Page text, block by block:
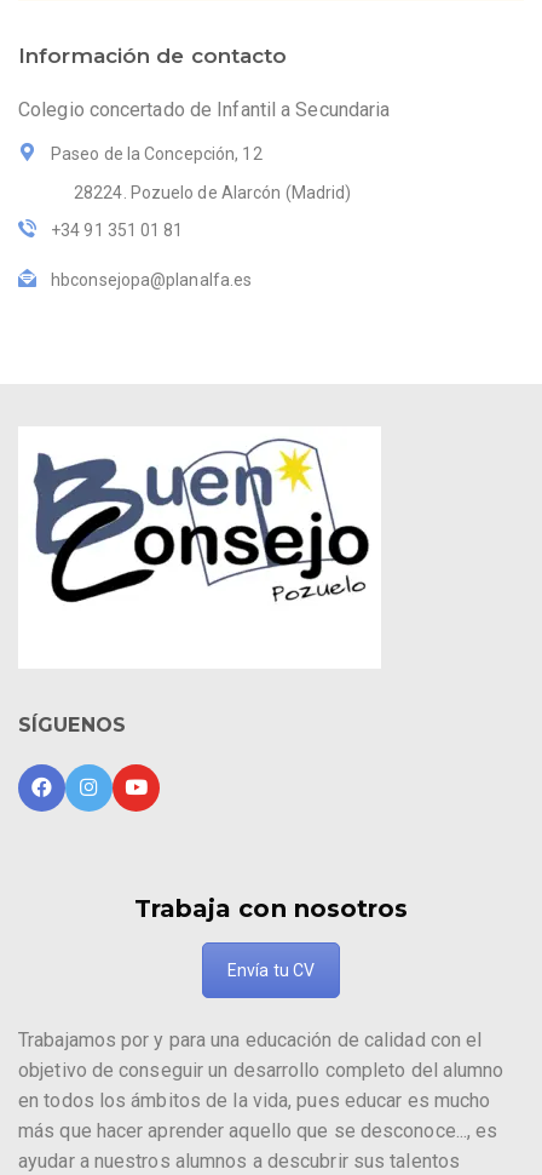
Información de contacto
Colegio concertado de Infantil a Secundaria
Paseo de la Concepción, 12
28224. Pozuelo de Alarcón (Madrid)
+34 91 351 01 81
hbconsejopa@planalfa.es
SÍGUENOS
Trabaja con nosotros
Envía tu CV
Trabajamos por y para una educación de calidad con el
objetivo de conseguir un desarrollo completo del alumno
en todos los ámbitos de la vida, pues educar es mucho
más que hacer aprender aquello que se desconoce..., es
ayudar a nuestros alumnos a descubrir sus talentos